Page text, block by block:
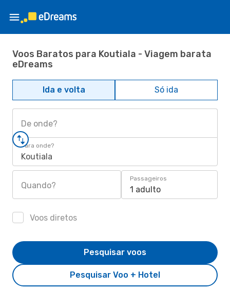
Voos Baratos para Koutiala - Viagem barata
eDreams
Ida e volta Só ida
De onde?
Para onde?
Koutiala
Quando?
Passageiros
1 adulto
Voos diretos
Pesquisar Voo + Hotel
Pesquisar voos